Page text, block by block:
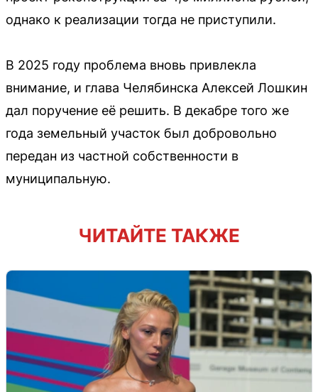
однако к реализации тогда не приступили.
В 2025 году проблема вновь привлекла
внимание, и глава Челябинска Алексей Лошкин
дал поручение её решить. В декабре того же
года земельный участок был добровольно
передан из частной собственности в
муниципальную.
ЧИТАЙТЕ ТАКЖЕ